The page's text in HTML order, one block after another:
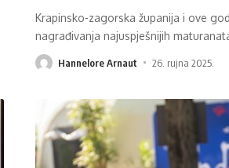
Krapinsko-zagorska županija i ove
nagrađivanja najuspješnijih
Hannelore Arnaut 26. rujna 2025.